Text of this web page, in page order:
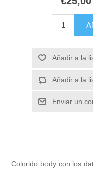
Añadir a la
Añadir a la
Enviar un
Colorido body con los